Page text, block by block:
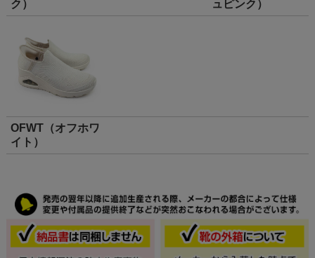
ク）
ュピンク）
OFWT（オフホワ
イト）